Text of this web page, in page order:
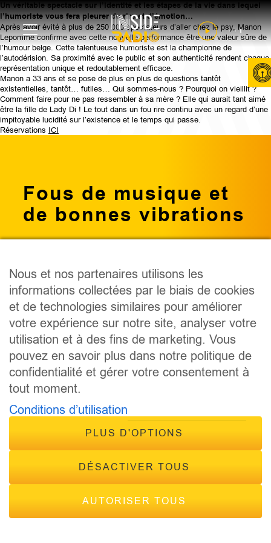
Un véritable spectacle sur l’identité et les étapes de la vie dans lequel
l’humoriste vous fera pleurer de rire et d’émotion…
Après avoir évité à plus de 250 000 spectateurs d’aller chez le psy, Manon
Lepomme confirme avec cette nouvelle performance être une valeur sûre de
l’humour belge. Cette talentueuse humoriste est la championne de
l’autodérision. Sa proximité avec le public et son authenticité rendent chaque
représentation unique et redoutablement efficace.
Manon a 33 ans et se pose de plus en plus de questions tantôt
existentielles, tantôt… futiles… Qui sommes-nous ? Pourquoi on vieillit ?
Comment faire pour ne pas ressembler à sa mère ? Elle qui aurait tant aimé
être la fille de Lady Di ! Le tout dans un fou rire continu avec un regard d’une
impitoyable lucidité sur l’existence et le temps qui passe.
Réservations ICI
Fous de musique et
de bonnes vibrations
PODCAST
ÉMISSIONS
ANIMATEURS
ÉVÈNEMENTS
CONTACT
© 2026 - Tous droits réservés Inside Radio, site réalisé par
Nous et nos partenaires utilisons les
informations collectées par le biais de cookies
et de technologies similaires pour améliorer
votre expérience sur notre site, analyser votre
utilisation et à des fins de marketing. Vous
pouvez en savoir plus dans notre politique de
confidentialité et gérer votre consentement à
tout moment.
Conditions d’utilisation
PLUS D'OPTIONS
DÉSACTIVER TOUS
AUTORISER TOUS